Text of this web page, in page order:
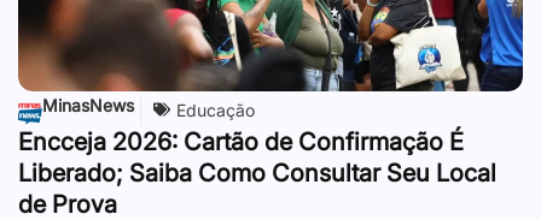
MinasNews Educação
Encceja 2026: Cartão de Confirmação É
Liberado; Saiba Como Consultar Seu Local
de Prova